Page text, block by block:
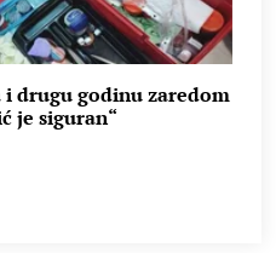
drugu godinu zaredom
je siguran“